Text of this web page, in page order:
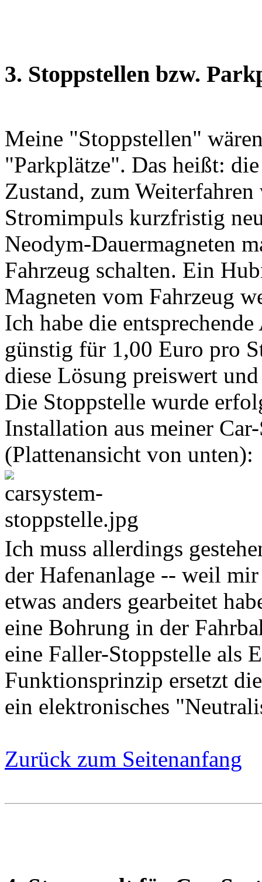
3. Stoppstellen bzw.
Meine "Stoppstellen"
"Parkplätze". Das heißt:
Zustand, zum
Stromimpuls kurzfristig
Neodym-Dauermagneten
Fahrzeug schalten. Ein
Magneten vom Fahrzeug
Ich habe die
günstig für 1,00 Euro pro
diese Lösung preiswert
Die Stoppstelle wurde
Installation aus meiner
(Plattenansicht von unten):
Ich muss allerdings
der Hafenanlage -- weil
etwas anders gearbeitet
eine Bohrung in der
eine Faller-Stoppstelle als
Funktionsprinzip ersetzt
ein elektronisches
Zurück zum Seitenanfang